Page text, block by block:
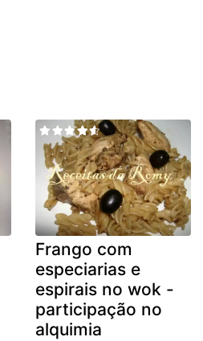
Frango com
especiarias e
espirais no wok -
participação no
alquimia